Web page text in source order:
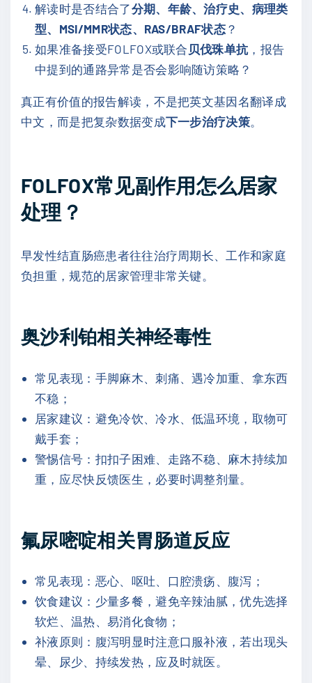
解读时是否结合了分期、年龄、治疗史、病理类
型、MSI/MMR状态、RAS/BRAF状态 ？
如果准备接受FOLFOX或联合 贝伐珠单抗，报告
中提到的通路异常是否会影响随访策略？
真正有价值的报告解读，不是把英文基因名翻译成
中文，而是把复杂数据变成下一步治疗决策。
FOLFOX常见副作用怎么居家
处理？
早发性结直肠癌患者往往治疗周期长、工作和家庭
负担重，规范的居家管理非常关键。
奥沙利铂相关神经毒性
常见表现：手脚麻木、刺痛、遇冷加重、拿东西
不稳；
居家建议：避免冷饮、冷水、低温环境，取物可
戴手套；
警惕信号：扣扣子困难、走路不稳、麻木持续加
重，应尽快反馈医生，必要时调整剂量。
氟尿嘧啶相关胃肠道反应
常见表现：恶心、呕吐、口腔溃疡、腹泻；
饮食建议：少量多餐，避免辛辣油腻，优先选择
软烂、温热、易消化食物；
补液原则：腹泻明显时注意口服补液，若出现头
晕、尿少、持续发热，应及时就医。